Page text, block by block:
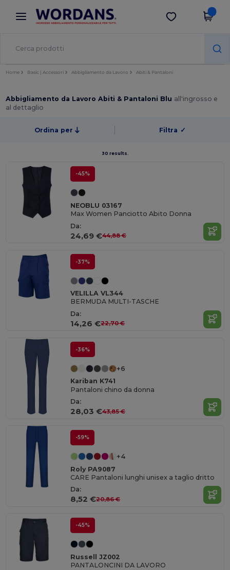
× App Wordans
Prezzi migliori sull'app!
Scarica app
Home Basic | Accessori Abbigliamento da Lavoro Abiti & Pantaloni
Abbigliamento da Lavoro Abiti & Pantaloni Blu all'ingrosso e
al dettaglio
Ordina per Filtra ✓
30 results.
-45%
NEOBLU 03167
Max Women Panciotto Abito Donna
Da:
24,69 €44,88 €
-37%
VELILLA VL344
BERMUDA MULTI-TASCHE
Da:
14,26 €22,70 €
-36%
+6
Kariban K741
Pantaloni chino da donna
Da:
28,03 €43,85 €
-59%
+4
Roly PA9087
CARE Pantaloni lunghi unisex a taglio dritto
Da:
8,52 €20,86 €
-45%
Russell JZ002
PANTALONCINI DA LAVORO